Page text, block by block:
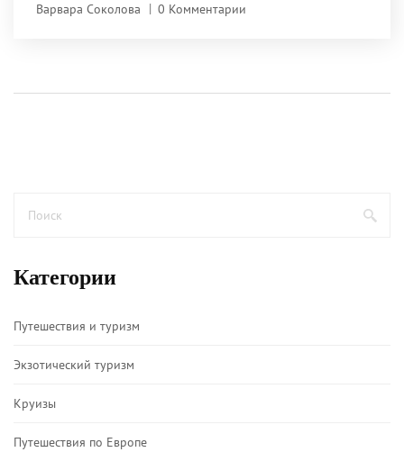
Варвара Соколова
0 Комментарии
Категории
Путешествия и туризм
Экзотический туризм
Круизы
Путешествия по Европе